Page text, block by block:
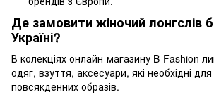
Де замовити жіночий лонгслів
Україні?
В колекціях онлайн-магазину B-Fashion
одяг, взуття, аксесуари, які необхідні
повсякденних образів.